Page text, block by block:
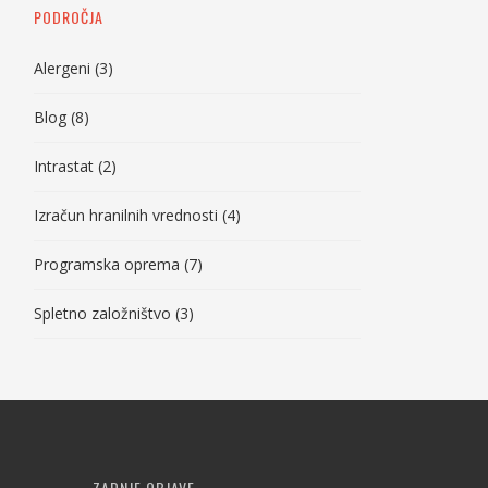
PODROČJA
Alergeni (3)
Blog (8)
Intrastat (2)
Izračun hranilnih vrednosti (4)
Programska oprema (7)
Spletno založništvo (3)